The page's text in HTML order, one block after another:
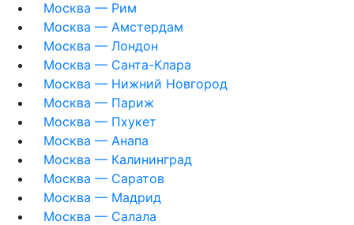
Москва — Рим
Москва — Амстердам
Москва — Лондон
Москва — Санта-Клара
Москва — Нижний Новгород
Москва — Париж
Москва — Пхукет
Москва — Анапа
Москва — Калининград
Москва — Саратов
Москва — Мадрид
Москва — Салала